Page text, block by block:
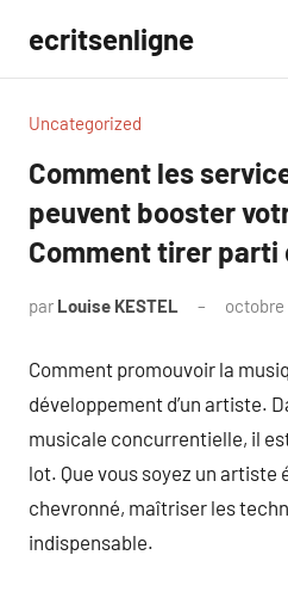
contenu
ecritsenligne
Uncategorized
Comment les
peuvent booster
Comment tirer parti
par Louise KESTEL octobre
Comment promouvoir la
développement d’un artiste.
musicale concurrentielle, il
lot. Que vous soyez un artiste
chevronné, maîtriser les
indispensable.